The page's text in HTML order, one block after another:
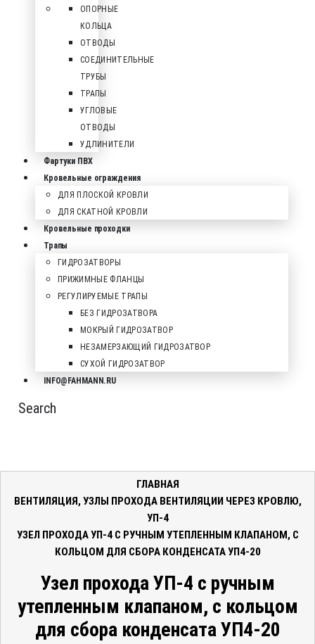
ОПОРНЫЕ
КОЛЬЦА
ОТВОДЫ
СОЕДИНИТЕЛЬНЫЕ
ТРУБЫ
ТРАПЫ
УГЛОВЫЕ
ОТВОДЫ
УДЛИНИТЕЛИ
Фартуки ПВХ
Кровельные ограждения
ДЛЯ ПЛОСКОЙ КРОВЛИ
ДЛЯ СКАТНОЙ КРОВЛИ
Кровельные проходки
Трапы
ГИДРОЗАТВОРЫ
ПРИЖИМНЫЕ ФЛАНЦЫ
РЕГУЛИРУЕМЫЕ ТРАПЫ
БЕЗ ГИДРОЗАТВОРА
МОКРЫЙ ГИДРОЗАТВОР
НЕЗАМЕРЗАЮЩИЙ ГИДРОЗАТВОР
СУХОЙ ГИДРОЗАТВОР
INFO@FAHMANN.RU
Search
ГЛАВНАЯ
ВЕНТИЛЯЦИЯ,УЗЛЫ ПРОХОДА ВЕНТИЛЯЦИИ ЧЕРЕЗ КРОВЛЮ,
УП-4
УЗЕЛ ПРОХОДА УП-4 С РУЧНЫМ УТЕПЛЕННЫМ КЛАПАНОМ, С
КОЛЬЦОМ ДЛЯ СБОРА КОНДЕНСАТА УП4-20
Узел прохода УП-4 с ручным
утепленным клапаном, с кольцом
для сбора конденсата УП4-20